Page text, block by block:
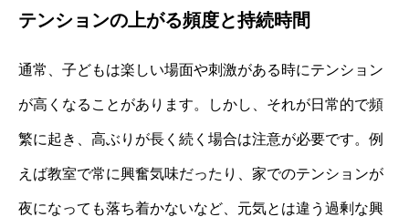
テンションの上がる頻度と持続時間
通常、子どもは楽しい場面や刺激がある時にテンション
が高くなることがあります。しかし、それが日常的で頻
繁に起き、高ぶりが長く続く場合は注意が必要です。例
えば教室で常に興奮気味だったり、家でのテンションが
夜になっても落ち着かないなど、元気とは違う過剰な興